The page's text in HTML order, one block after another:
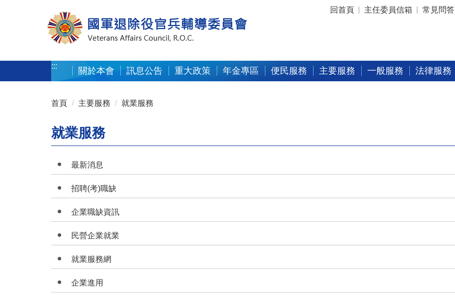
:::
回首頁 主任委員信箱 常見問答
:::
關於本會 訊息公告 重大政策 年金專區 便民服務 主要服務 一般服務 法律服務
首頁 主要服務 就業服務
就業服務
最新消息
招聘(考)職缺
企業職缺資訊
民營企業就業
就業服務網
企業進用